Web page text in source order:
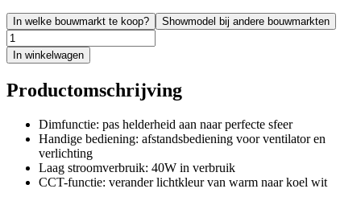
In welke bouwmarkt te koop? Showmodel bij andere bouwmarkten
In winkelwagen
Productomschrijving
Dimfunctie: pas helderheid aan naar perfecte sfeer
Handige bediening: afstandsbediening voor ventilator en
verlichting
Laag stroomverbruik: 40W in verbruik
CCT-functie: verander lichtkleur van warm naar koel wit